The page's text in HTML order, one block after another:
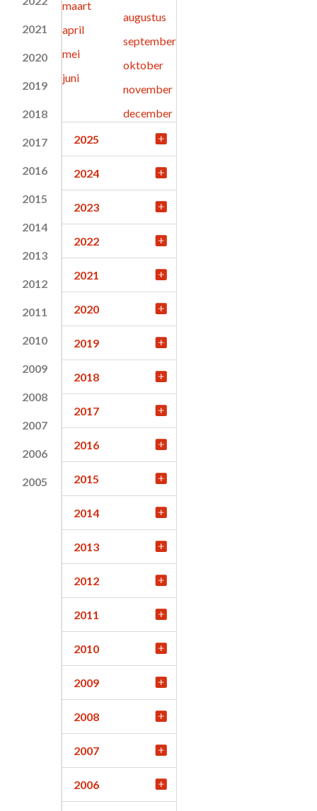
2021
2020
2019
2018
2017
2016
2015
2014
2013
2012
2011
2010
2009
2008
2007
2006
2005
maart
april
mei
juni
augustus
september
oktober
november
december
2025
2024
2023
2022
2021
2020
2019
2018
2017
2016
2015
2014
2013
2012
2011
2010
2009
2008
2007
2006